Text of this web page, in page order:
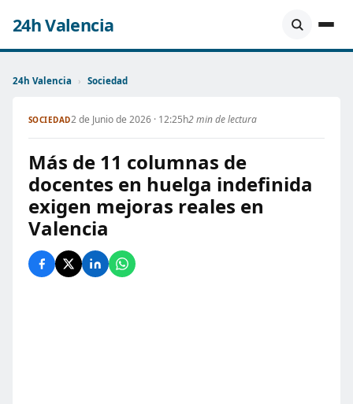
24h Valencia
24h Valencia › Sociedad
SOCIEDAD2 de Junio de 2026 · 12:25h2 min de lectura
Más de 11 columnas de
docentes en huelga indefinida
exigen mejoras reales en
Valencia